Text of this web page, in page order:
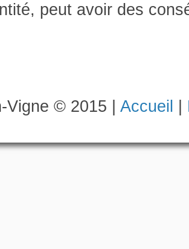
peut avoir des
Vigne © 2015 | Accueil